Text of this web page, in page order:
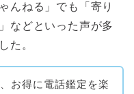
んねる」でも「寄り
などといった声が多
た。
お得に電話鑑定を楽